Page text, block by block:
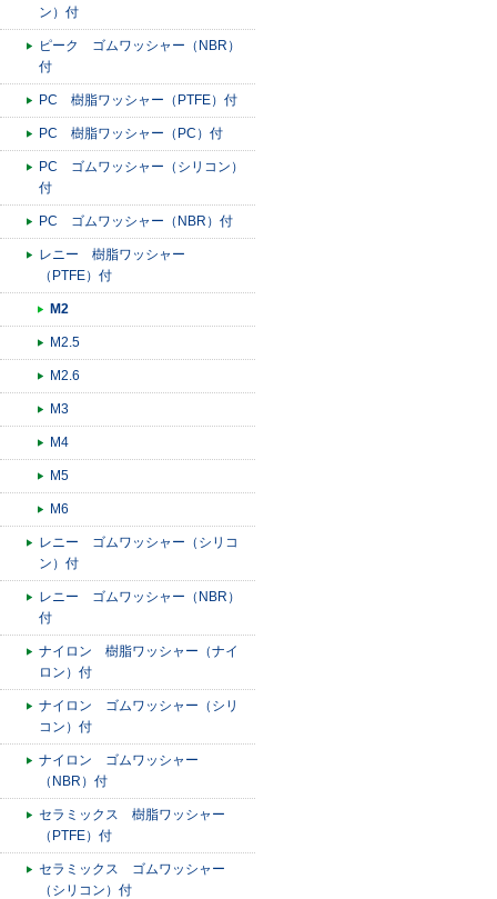
ン）付
ピーク ゴムワッシャー（NBR）
付
PC 樹脂ワッシャー（PTFE）付
PC 樹脂ワッシャー（PC）付
PC ゴムワッシャー（シリコン）
付
PC ゴムワッシャー（NBR）付
レニー 樹脂ワッシャー
（PTFE）付
M2
M2.5
M2.6
M3
M4
M5
M6
レニー ゴムワッシャー（シリコ
ン）付
レニー ゴムワッシャー（NBR）
付
ナイロン 樹脂ワッシャー（ナイ
ロン）付
ナイロン ゴムワッシャー（シリ
コン）付
ナイロン ゴムワッシャー
（NBR）付
セラミックス 樹脂ワッシャー
（PTFE）付
セラミックス ゴムワッシャー
（シリコン）付